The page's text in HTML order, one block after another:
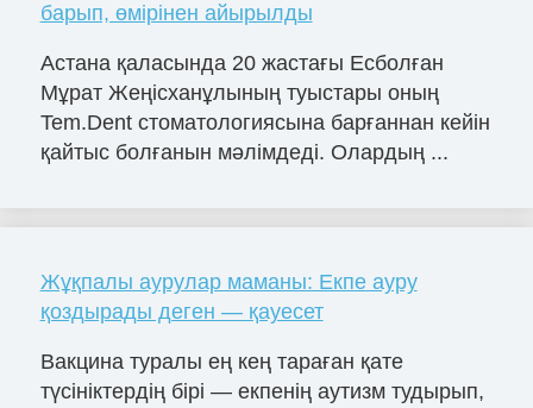
барып, өмірінен айырылды
Астана қаласында 20 жастағы Есболған
Мұрат Жеңісханұлының туыстары оның
Tem.Dent стоматологиясына барғаннан кейін
қайтыс болғанын мәлімдеді. Олардың ...
Жұқпалы аурулар маманы: Екпе ауру
қоздырады деген — қауесет
Вакцина туралы ең кең тараған қате
түсініктердің бірі — екпенің аутизм тудырып,